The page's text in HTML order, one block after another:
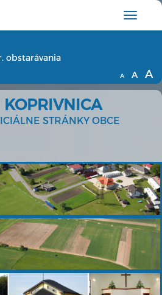
Hlavné
menu
obstarávania
A A A
KOPRIVNICA
STRÁNKY OBCE